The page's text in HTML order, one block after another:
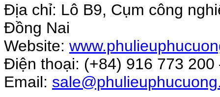
Địa chỉ: Lô B9, Cụm công
Đồng Nai
Website:
Điện thoại: (+84) 916 773 200
Email: